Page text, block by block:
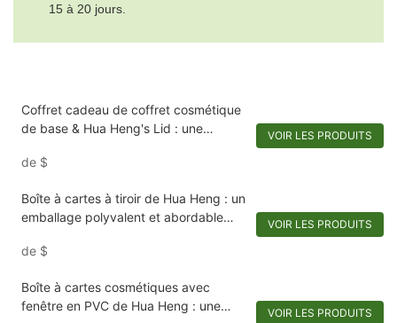
15 à 20 jours.
Coffret cadeau de coffret cosmétique
de base & Hua Heng's Lid : une
de $
VOIR LES PRODUITS
Boîte à cartes à tiroir de Hua Heng : un
emballage polyvalent et abordable
de $
VOIR LES PRODUITS
Boîte à cartes cosmétiques avec
fenêtre en PVC de Hua Heng : une
VOIR LES PRODUITS